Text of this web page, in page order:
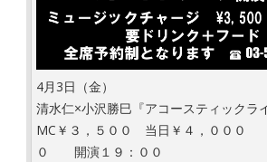
4月3日（金）
清水仁×小沢勝巳『アコースティックラ
MC￥３，５００ 当日￥４，０００
０ 開演１９：００